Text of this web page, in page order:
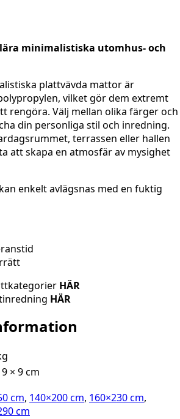
minimalistiska utomhus- och
plattvävda mattor är
vilket gör dem extremt
rengöra. Välj mellan olika färger och
din personliga stil och inredning.
terrassen eller hallen
att skapa en atmosfär av mysighet
enkelt avlägsnas med en fuktig
HÄR
HÄR
× 9 cm
cm, 140×200 cm, 160×230 cm,
cm